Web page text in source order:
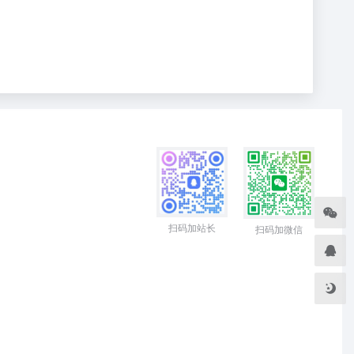
扫码加站长 扫码加微信